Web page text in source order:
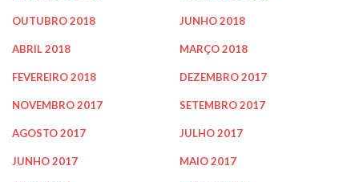
OUTUBRO 2018 JUNHO 2018
ABRIL 2018 MARÇO 2018
FEVEREIRO 2018 DEZEMBRO 2017
NOVEMBRO 2017 SETEMBRO 2017
AGOSTO 2017 JULHO 2017
JUNHO 2017 MAIO 2017